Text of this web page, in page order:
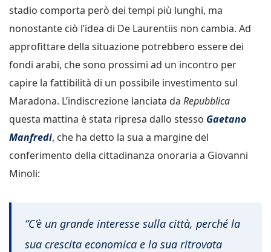
stadio comporta però dei tempi più lunghi, ma
nonostante ciò l’idea di De Laurentiis non cambia. Ad
approfittare della situazione potrebbero essere dei
fondi arabi, che sono prossimi ad un incontro per
capire la fattibilità di un possibile investimento sul
Maradona. L’indiscrezione lanciata da Repubblica
questa mattina è stata ripresa dallo stesso Gaetano
Manfredi, che ha detto la sua a margine del
conferimento della cittadinanza onoraria a Giovanni
Minoli:
“C’è un grande interesse sulla città, perché la
sua crescita economica e la sua ritrovata